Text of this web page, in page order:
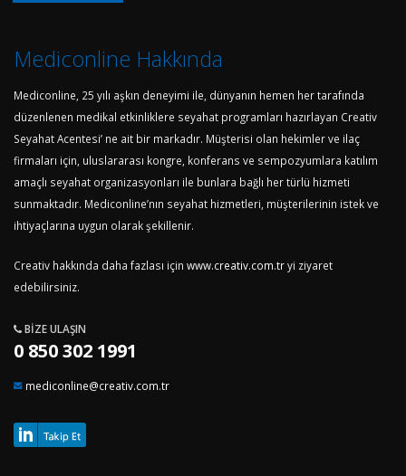
Mediconline Hakkında
Mediconline, 25 yılı aşkın deneyimi ile, dünyanın hemen her tarafında
düzenlenen medikal etkinliklere seyahat programları hazırlayan Creativ
Seyahat Acentesi’ ne ait bir markadır. Müşterisi olan hekimler ve ilaç
firmaları için, uluslararası kongre, konferans ve sempozyumlara katılım
amaçlı seyahat organizasyonları ile bunlara bağlı her türlü hizmeti
sunmaktadır. Mediconline’nın seyahat hizmetleri, müşterilerinin istek ve
ihtiyaçlarına uygun olarak şekillenir.
Creativ hakkında daha fazlası için www.creativ.com.tryi ziyaret
edebilirsiniz.
BIZE ULAŞIN
0 850 302 1991
mediconline@creativ.com.tr